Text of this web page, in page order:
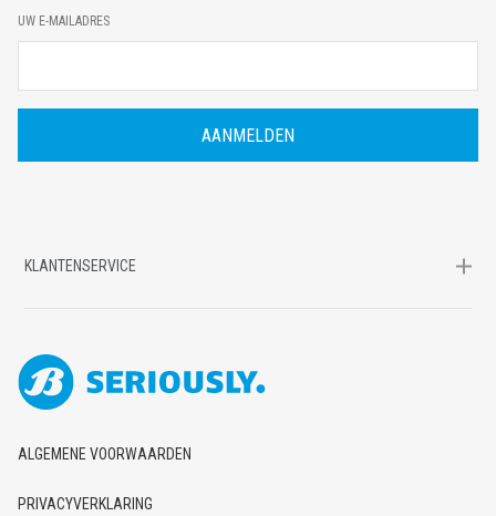
E
-
M
A
D
UW E-MAILADRES
KLANTENSERVICE
ALGEMENE VOORWAARDEN
PRIVACYVERKLARING